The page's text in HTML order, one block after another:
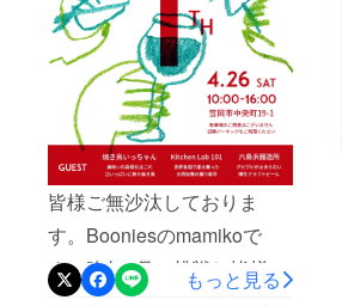
皆様ご無沙汰しておりま
す。Booniesのmamikoで
す。昨年2月に挑戦し皆様の
もっと見る